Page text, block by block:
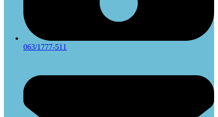
063/1777-511